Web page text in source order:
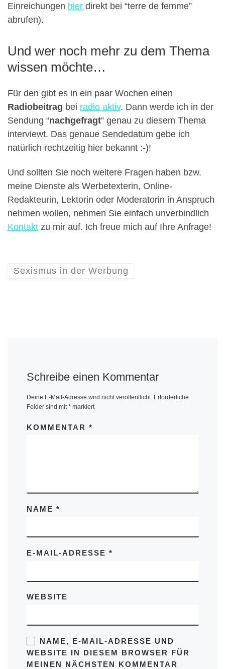
Einreichungen hier direkt bei “terre de femme”
abrufen).
Und wer noch mehr zu dem Thema
wissen möchte…
Für den gibt es in ein paar Wochen einen
Radiobeitrag bei radio aktiv. Dann werde ich in der
Sendung “nachgefragt” genau zu diesem Thema
interviewt. Das genaue Sendedatum gebe ich
natürlich rechtzeitig hier bekannt :-)!
Und sollten Sie noch weitere Fragen haben bzw.
meine Dienste als Werbetexterin, Online-
Redakteurin, Lektorin oder Moderatorin in Anspruch
nehmen wollen, nehmen Sie einfach unverbindlich
Kontakt zu mir auf. Ich freue mich auf Ihre Anfrage!
Sexismus in der Werbung
Schreibe einen Kommentar
Deine E-Mail-Adresse wird nicht veröffentlicht. Erforderliche
Felder sind mit *markiert
KOMMENTAR *
NAME *
E-MAIL-ADRESSE *
WEBSITE
NAME, E-MAIL-ADRESSE UND
WEBSITE IN DIESEM BROWSER FÜR
MEINEN NÄCHSTEN KOMMENTAR